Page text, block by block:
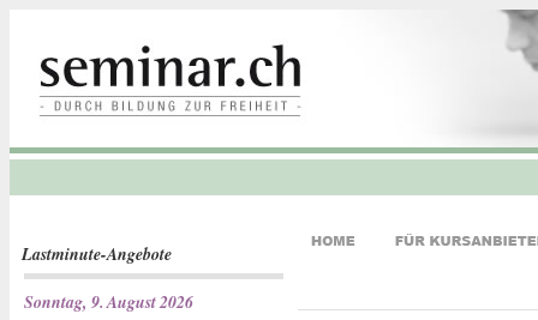
Lastminute-Angebote
Sonntag, 9. August 2026